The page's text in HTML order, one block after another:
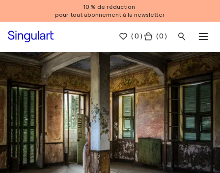
10 % de réduction
pour tout abonnement à la newsletter
(0 ) ( 0 )